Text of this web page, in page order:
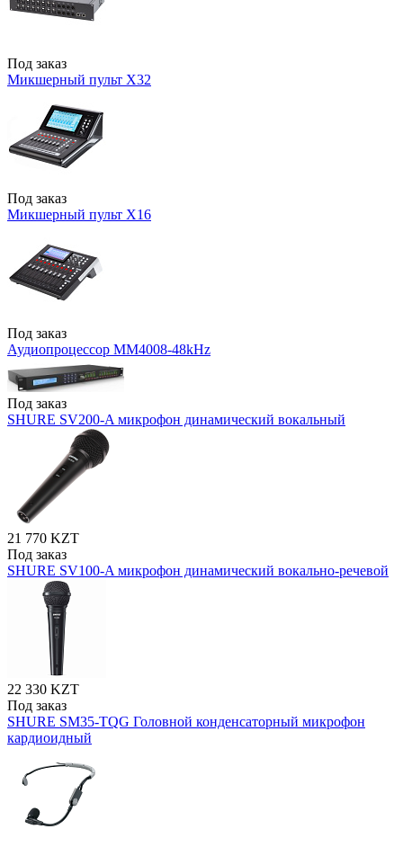
Под заказ
Микшерный пульт X32
Под заказ
Микшерный пульт X16
Под заказ
Аудиопроцессор MM4008-48kHz
Под заказ
SHURE SV200-A микрофон динамический вокальный
21 770 KZT
Под заказ
SHURE SV100-A микрофон динамический вокально-речевой
22 330 KZT
Под заказ
SHURE SM35-TQG Головной конденсаторный микрофон
кардиоидный